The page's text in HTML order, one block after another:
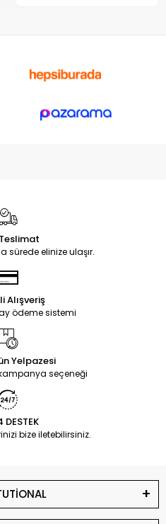
Teslimat
sürede elinize ulaşır.
Alışveriş
ödeme sistemi
Yelpazesi
seçeneği
bize iletebilirsiniz.